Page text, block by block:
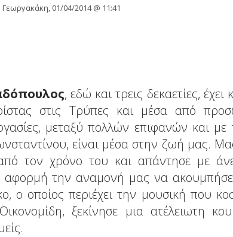
01/04/2014 @ 11:41
, εδώ και τρεις δεκαετίες,
στις Τρύπες και μέσα από
μεταξύ πολλών επιφανών και
είναι μέσα στην ζωή μας.
τον χρόνο του και απάντησε με
την αναμονή μας να
ο οποίος περιέχει την μουσική που
ξεκίνησε μια ατέλειωτη